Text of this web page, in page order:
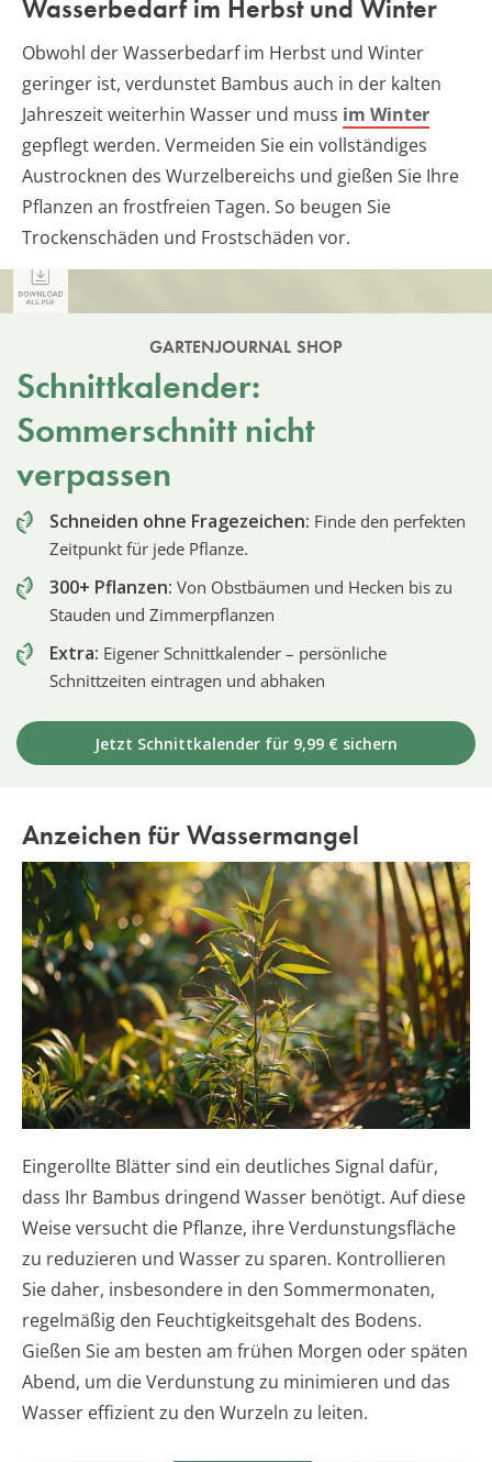
Wasserbedarf im Herbst und Winter
Obwohl der Wasserbedarf im Herbst und Winter
geringer ist, verdunstet Bambus auch in der kalten
Jahreszeit weiterhin Wasser und muss im Winter
gepflegt werden. Vermeiden Sie ein vollständiges
Austrocknen des Wurzelbereichs und gießen Sie Ihre
Pflanzen an frostfreien Tagen. So beugen Sie
Trockenschäden und Frostschäden vor.
GARTENJOURNAL SHOP
Schnittkalender:
Sommerschnitt nicht
verpassen
Schneiden ohne Fragezeichen: Finde den perfekten
Zeitpunkt für jede Pflanze.
300+ Pflanzen: Von Obstbäumen und Hecken bis zu
Stauden und Zimmerpflanzen
Extra: Eigener Schnittkalender – persönliche
Schnittzeiten eintragen und abhaken
Jetzt Schnittkalender für 9,99 € sichern
Anzeichen für Wassermangel
Eingerollte Blätter sind ein deutliches Signal dafür,
dass Ihr Bambus dringend Wasser benötigt. Auf diese
Weise versucht die Pflanze, ihre Verdunstungsfläche
zu reduzieren und Wasser zu sparen. Kontrollieren
Sie daher, insbesondere in den Sommermonaten,
regelmäßig den Feuchtigkeitsgehalt des Bodens.
Gießen Sie am besten am frühen Morgen oder späten
Abend, um die Verdunstung zu minimieren und das
Wasser effizient zu den Wurzeln zu leiten.